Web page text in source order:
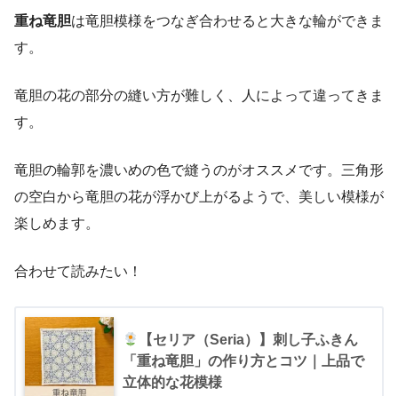
重ね竜胆は竜胆模様をつなぎ合わせると大きな輪ができま
す。
竜胆の花の部分の縫い方が難しく、人によって違ってきま
す。
竜胆の輪郭を濃いめの色で縫うのがオススメです。三角形
の空白から竜胆の花が浮かび上がるようで、美しい模様が
楽しめます。
合わせて読みたい！
【セリア（Seria）】刺し子ふきん
「重ね竜胆」の作り方とコツ｜上品で
立体的な花模様